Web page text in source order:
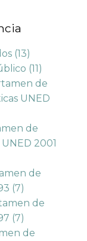
(13)
(11)
de
UNED
de
2001
de
(7)
de
(7)
de